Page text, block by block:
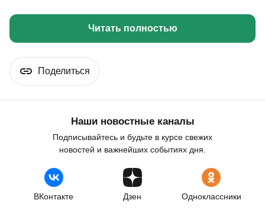
Читать полностью
Поделиться
Наши новостные каналы
Подписывайтесь и будьте в курсе свежих
новостей и важнейших событиях дня.
ВКонтакте Дзен Одноклассники